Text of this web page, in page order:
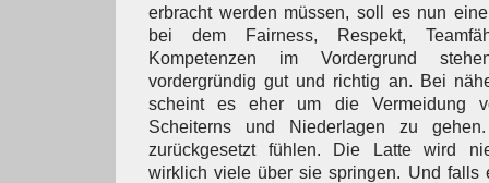
erbracht werden müssen, soll es nun
bei dem Fairness, Respekt,
Kompetenzen im Vordergrund
vordergründig gut und richtig an. Bei
scheint es eher um die Vermeidung
Scheiterns und Niederlagen zu
zurückgesetzt fühlen. Die Latte wird
wirklich viele über sie springen. Und falls